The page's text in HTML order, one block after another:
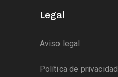
Legal
Aviso legal
Política de privacidad